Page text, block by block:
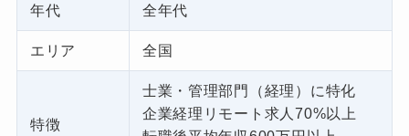
年代 全年代
エリア 全国
特徴
士業・管理部門（経理）に特化
企業経理リモート求人70%以上